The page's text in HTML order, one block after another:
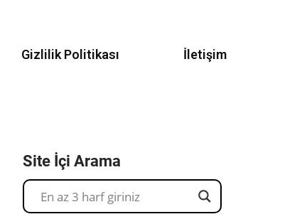
Gizlilik Politikası İletişim
Site İçi Arama